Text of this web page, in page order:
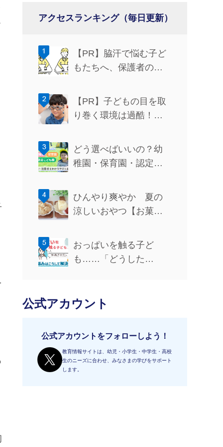
アクセスランキング（毎日更新）
【PR】脇汗で悩む子ど
もたちへ、保護者の方
は？
【PR】子どもの目を取
り巻く環境は過酷！い
健康の話
どう選べばいいの？幼
稚園・保育園・認定こ
をわかりやすく紹介
ひんやり爽やか 夏の
涼しいおやつ【お菓子
おっぱいを触る子ど
も……「どうした
公式アカウント
公式アカウントをフォローしよう！
教育情報サイトは、幼児・小学生・中学生・高校
生のニーズに合わせ、みなさまの学びをサポート
します。